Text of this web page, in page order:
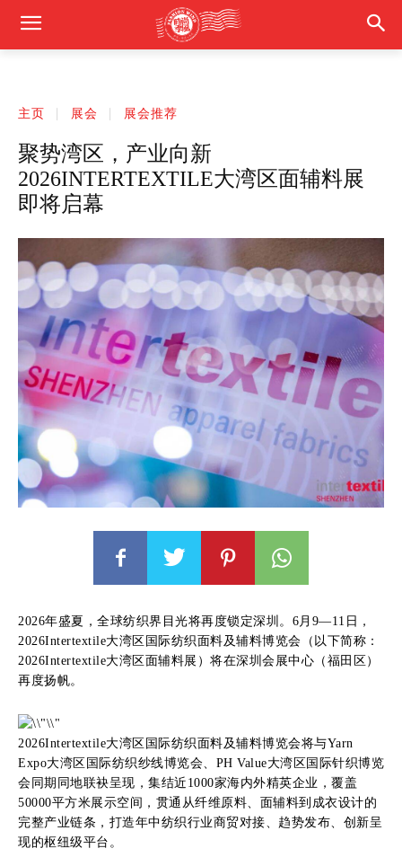
主页 展会 展会推荐
聚势湾区，产业向新
2026INTERTEXTILE大湾区面辅料展
即将启幕
2026年盛夏，全球纺织界目光将再度锁定深圳。6月9—11日，
2026Intertextile大湾区国际纺织面料及辅料博览会（以下简称：
2026Intertextile大湾区面辅料展）将在深圳会展中心（福田区）
再度扬帆。
2026Intertextile大湾区国际纺织面料及辅料博览会将与Yarn
Expo大湾区国际纺织纱线博览会、PH Value大湾区国际针织博览
会同期同地联袂呈现，集结近1000家海内外精英企业，覆盖
50000平方米展示空间，贯通从纤维原料、面辅料到成衣设计的
完整产业链条，打造年中纺织行业商贸对接、趋势发布、创新呈
现的枢纽级平台。